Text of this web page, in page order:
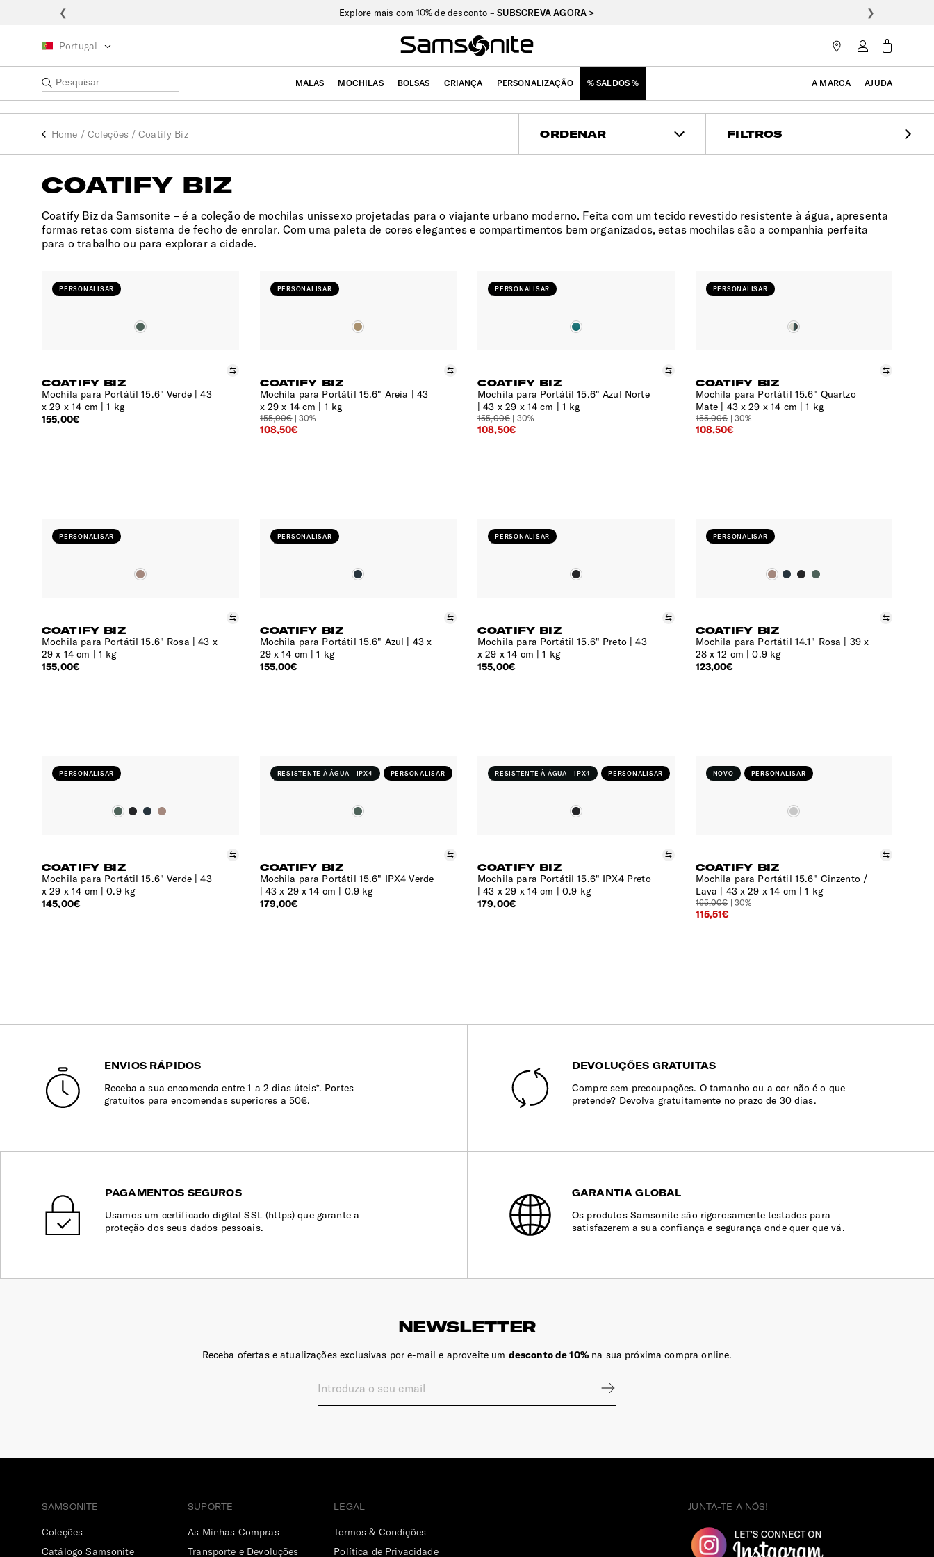
Explore mais com 10% de desconto –SUBSCREVA AGORA >
❮ ❯
Portugal
MALAS MOCHILAS BOLSAS CRIANÇA PERSONALIZAÇÃO % SALDOS % A MARCA AJUDA
COATIFY BIZ
Design minimalista e unissexo
Home / Coleções / Coatify Biz ORDENAR FILTROS
COATIFY BIZ
Coatify Biz da Samsonite – é a coleção de mochilas unissexo projetadas para o viajante urbano moderno. Feita com um tecido revestido resistente à água, apresenta
formas retas com sistema de fecho de enrolar. Com uma paleta de cores elegantes e compartimentos bem organizados, estas mochilas são a companhia perfeita
para o trabalho ou para explorar a cidade.
PERSONALISAR
COATIFY BIZ
Mochila para Portátil 15.6" Verde
43
x 29 x 14 cm | 1 kg
Comparar
155,00€
PERSONALISAR
COATIFY BIZ
Mochila para Portátil 15.6" Areia
43
x 29 x 14 cm | 1 kg
155,00€ | 30%
108,50€
PERSONALISAR
COATIFY BIZ
Mochila para Portátil 15.6" Azul Norte
43 x 29 x 14 cm | 1 kg
Comparar
155,00€ | 30%
108,50€
PERSONALISAR
COATIFY BIZ
Mochila para Portátil 15.6" Quartzo
Mate
43 x 29 x 14 cm | 1 kg
155,00€ | 30%
108,50€
PERSONALISAR
COATIFY BIZ
Mochila para Portátil 15.6" Rosa
43 x
29 x 14 cm | 1 kg
Comparar
155,00€
PERSONALISAR
COATIFY BIZ
Mochila para Portátil 15.6" Azul
43 x
29 x 14 cm | 1 kg
155,00€
PERSONALISAR
COATIFY BIZ
Mochila para Portátil 15.6" Preto
43
x 29 x 14 cm | 1 kg
Comparar
155,00€
PERSONALISAR
COATIFY BIZ
Mochila para Portátil 14.1" Rosa
39 x
28 x 12 cm | 0.9 kg
123,00€
PERSONALISAR
COATIFY BIZ
Mochila para Portátil 15.6" Verde
43
x 29 x 14 cm | 0.9 kg
Comparar
145,00€
RESISTENTE À ÁGUA - IPX4 PERSONALISAR
COATIFY BIZ
Mochila para Portátil 15.6" IPX4 Verde
43 x 29 x 14 cm | 0.9 kg
179,00€
RESISTENTE À ÁGUA - IPX4 PERSONALISAR
COATIFY BIZ
Mochila para Portátil 15.6" IPX4 Preto
43 x 29 x 14 cm | 0.9 kg
Comparar
179,00€
NOVO PERSONALISAR
COATIFY BIZ
Mochila para Portátil 15.6" Cinzento /
Lava
43 x 29 x 14 cm | 1 kg
165,00€ | 30%
115,51€
ENVIOS RÁPIDOS
Receba a sua encomenda entre 1 a 2 dias úteis*. Portes
gratuitos para encomendas superiores a 50€.
DEVOLUÇÕES GRATUITAS
Compre sem preocupações. O tamanho ou a cor não é o que
pretende? Devolva gratuitamente no prazo de 30 dias.
PAGAMENTOS SEGUROS
Usamos um certificado digital SSL (https) que garante a
proteção dos seus dados pessoais.
GARANTIA GLOBAL
Os produtos Samsonite são rigorosamente testados para
satisfazerem a sua confiança e segurança onde quer que vá.
NEWSLETTER
Receba ofertas e atualizações exclusivas por e-mail e aproveite um desconto de 10%na sua próxima compra online.
SAMSONITE
Coleções
Catálogo Samsonite
SUPORTE
As Minhas Compras
Transporte e Devoluções
LEGAL
Termos & Condições
Política de Privacidade
JUNTA-TE A NÓS!